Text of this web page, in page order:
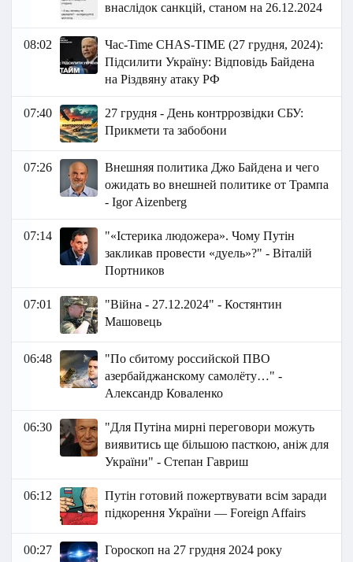
внаслідок санкцій, станом на 26.12.2024
08:02
Час-Time CHAS-TIME (27 грудня, 2024):
Підсилити Україну: Відповідь Байдена
на Різдвяну атаку РФ
07:40
27 грудня - День контррозвідки СБУ:
Прикмети та забобони
07:26
Внешняя политика Джо Байдена и чего
ожидать во внешней политике от Трампа
- Igor Aizenberg
07:14
"«Істерика людожера». Чому Путін
закликав провести «дуель»?" - Віталій
Портников
07:01
"Війна - 27.12.2024" - Костянтин
Машовець
06:48
"По сбитому российской ПВО
азербайджанскому самолёту…" -
Александр Коваленко
06:30
"Для Путіна мирні переговори можуть
виявитись ще більшою пасткою, аніж для
України" - Степан Гавриш
06:12
Путін готовий пожертвувати всім заради
підкорення України — Foreign Affairs
00:27 Гороскоп на 27 грудня 2024 року